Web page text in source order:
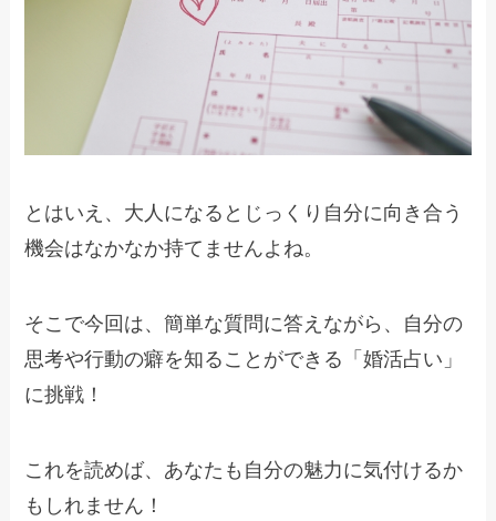
とはいえ、大人になるとじっくり自分に向き合う
機会はなかなか持てませんよね。
そこで今回は、簡単な質問に答えながら、自分の
思考や行動の癖を知ることができる「婚活占い」
に挑戦！
これを読めば、あなたも自分の魅力に気付けるか
もしれません！